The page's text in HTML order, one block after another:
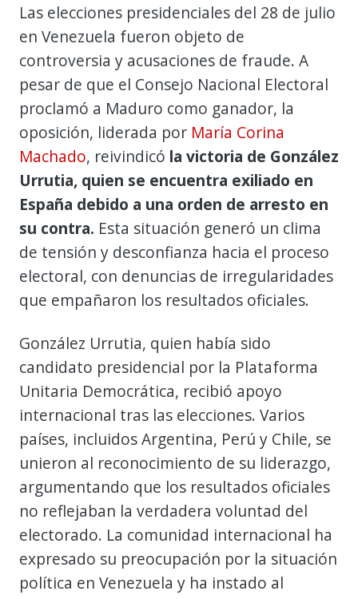
Las elecciones presidenciales del 28 de julio
en Venezuela fueron objeto de
controversia y acusaciones de fraude. A
pesar de que el Consejo Nacional Electoral
proclamó a Maduro como ganador, la
oposición, liderada por María Corina
Machado, reivindicó la victoria de González
Urrutia, quien se encuentra exiliado en
España debido a una orden de arresto en
su contra. Esta situación generó un clima
de tensión y desconfianza hacia el proceso
electoral, con denuncias de irregularidades
que empañaron los resultados oficiales.
González Urrutia, quien había sido
candidato presidencial por la Plataforma
Unitaria Democrática, recibió apoyo
internacional tras las elecciones. Varios
países, incluidos Argentina, Perú y Chile, se
unieron al reconocimiento de su liderazgo,
argumentando que los resultados oficiales
no reflejaban la verdadera voluntad del
electorado. La comunidad internacional ha
expresado su preocupación por la situación
política en Venezuela y ha instado al